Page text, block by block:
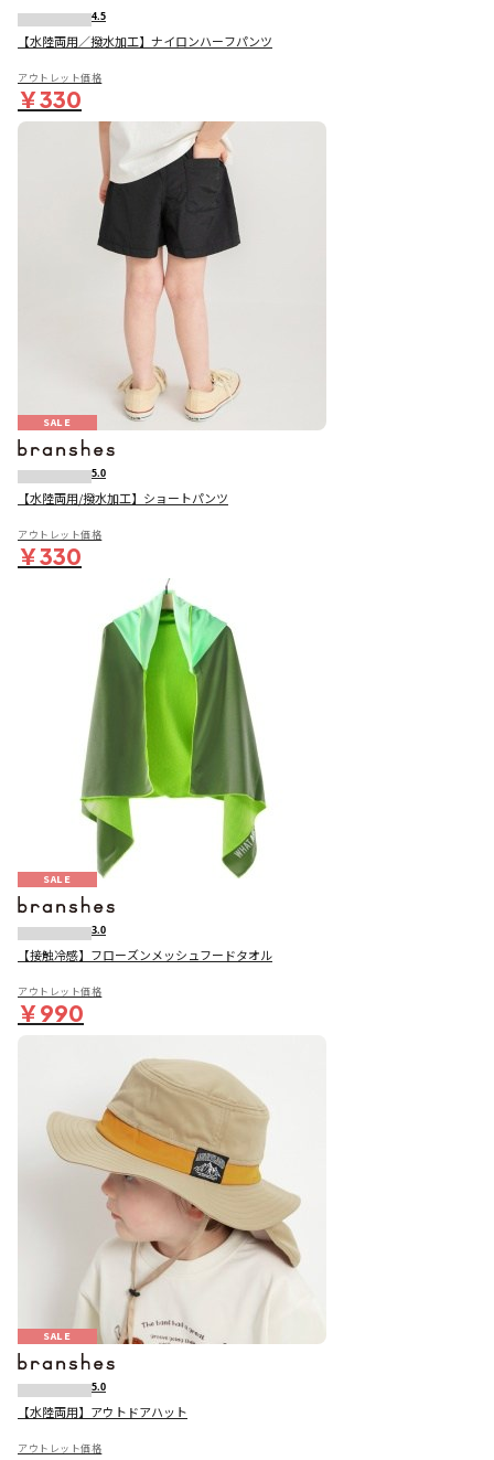
4.5
【水陸両用／撥水加工】ナイロンハーフパンツ
アウトレット価格
￥330
SALE
5.0
【水陸両用/撥水加工】ショートパンツ
アウトレット価格
￥330
SALE
3.0
【接触冷感】フローズンメッシュフードタオル
アウトレット価格
￥990
SALE
5.0
【水陸両用】アウトドアハット
アウトレット価格